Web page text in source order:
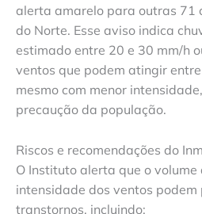
alerta amarelo para outras 71
do Norte. Esse aviso indica
estimado entre 20 e 30 mm/h
ventos que podem atingir
mesmo com menor
precaução da população.
Riscos e recomendações do
O Instituto alerta que o volume
intensidade dos ventos
transtornos, incluindo: